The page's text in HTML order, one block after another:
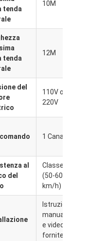
tenda
10M
tenda
12M
del
110V o
220V
1 Canale
al
del
Classe 6
(50-60
km/h)
Istruzioni
manuali
e video
fornite